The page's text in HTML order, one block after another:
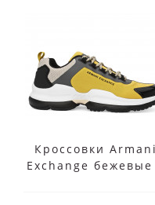
Кроссовки
Exchange бежевые